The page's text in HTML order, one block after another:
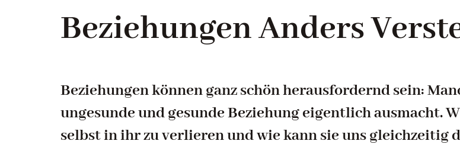
Beziehungen Anders
Beziehungen können ganz schön herausfordernd sein:
ungesunde und gesunde Beziehung eigentlich ausmacht.
selbst in ihr zu verlieren und wie kann sie uns gleichzeitig